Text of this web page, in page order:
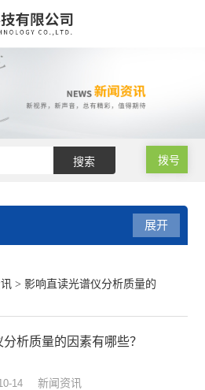
拨号
展开
> 影响直读光谱仪分析质量的
析质量的因素有哪些？
14 新闻资讯